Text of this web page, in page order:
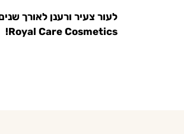
לעור צעיר ורענן לאורך
Royal Care Cosmetics!